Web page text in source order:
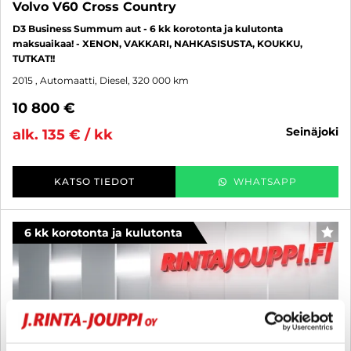
Volvo V60 Cross Country
D3 Business Summum aut - 6 kk korotonta ja kulutonta
maksuaikaa! - XENON, VAKKARI, NAHKASISUSTA, KOUKKU,
TUTKAT!!
2015 , Automaatti, Diesel, 320 000 km
10 800 €
alk. 135 € / kk
seinäjoki
KATSO TIEDOT WHATSAPP
6 kk korotonta ja kulutonta